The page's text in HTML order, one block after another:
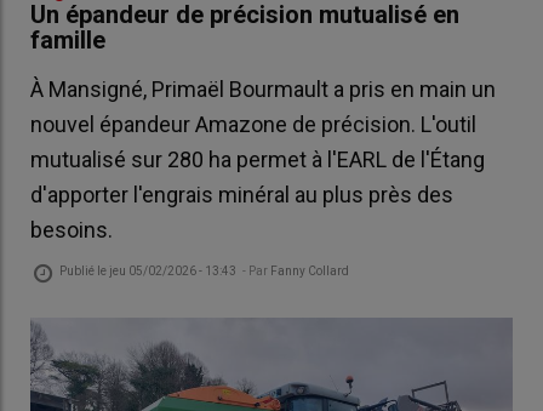
Un épandeur de précision mutualisé en
famille
À Mansigné, Primaël Bourmault a pris en main un
nouvel épandeur Amazone de précision. L'outil
mutualisé sur 280 ha permet à l'EARL de l'Étang
d'apporter l'engrais minéral au plus près des
besoins.
Publié le jeu 05/02/2026 - 13:43 - Par Fanny Collard